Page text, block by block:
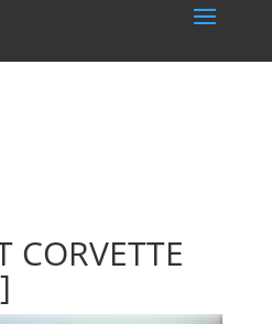
CORVETTE